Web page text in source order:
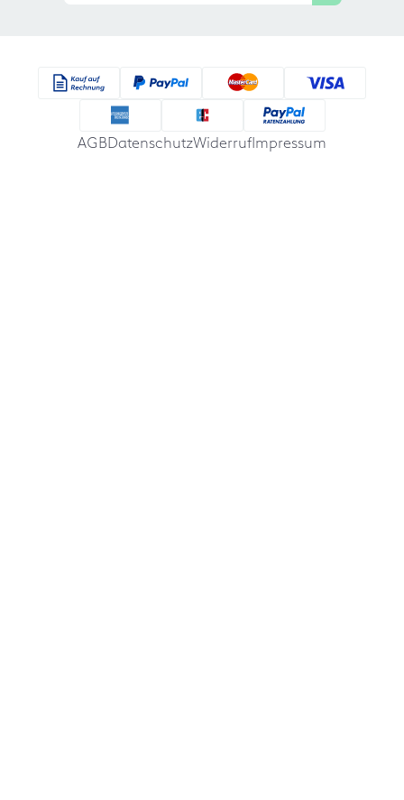
AGBDatenschutzWiderrufImpressum